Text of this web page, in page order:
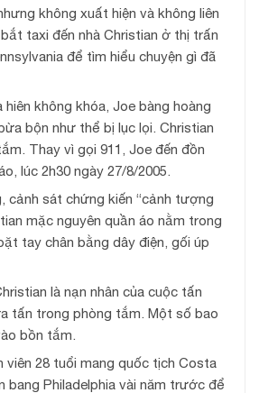
không xuất hiện và không liên
taxi đến nhà Christian ở thị trấn
để tìm hiểu chuyện gì đã
không khóa, Joe bàng hoàng
bộn như thể bị lục lọi. Christian
Thay vì gọi 911, Joe đến đồn
lúc 2h30 ngày 27/8/2005.
cảnh sát chứng kiến “cảnh tượng
mặc nguyên quần áo nằm trong
tay chân bằng dây điện, gối úp
là nạn nhân của cuộc tấn
tấn trong phòng tắm. Một số bao
bồn tắm.
viên 28 tuổi mang quốc tịch Costa
bang Philadelphia vài năm trước để